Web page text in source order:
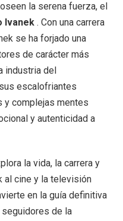
la serena fuerza, el
Ivanek . Con una carrera
se ha forjado una
de carácter más
industria del
escalofriantes
y complejas mentes
y autenticidad a
la vida, la carrera y
al cine y la televisión
en la guía definitiva
de la